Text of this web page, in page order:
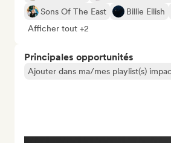
Sons Of The East
Billie Eilish
Afficher tout +2
Principales opportunités
Ajouter dans ma/mes playlist(s)